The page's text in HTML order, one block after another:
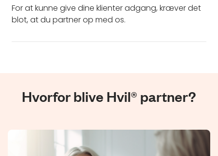
For at kunne give dine klienter adgang, kræver det
blot, at du partner op med os.
Hvorfor blive Hvil® partner?